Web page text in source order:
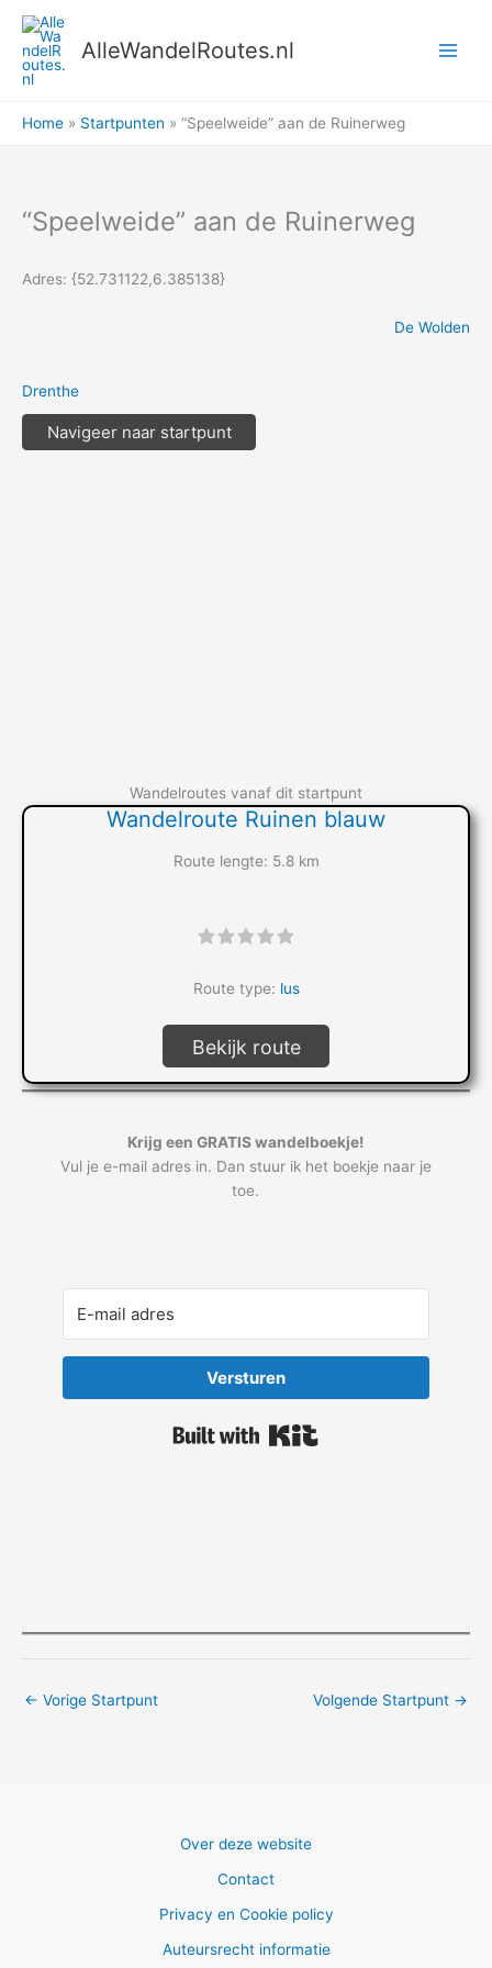
naar
inhoud
AlleWandelRoutes.nl
Home Startpunten “Speelweide” aan de Ruinerweg
“Speelweide” aan de Ruinerweg
Adres: {52.731122,6.385138}
De Wolden
Drenthe
Navigeer naar startpunt
Wandelroutes vanaf dit startpunt
Wandelroute Ruinen blauw
Route lengte: 5.8 km
Route type: lus
Bekijk route
Krijg een GRATIS wandelboekje!
Vul je e-mail adres in. Dan stuur ik het boekje naar je
toe.
Versturen
← Vorige Startpunt Volgende Startpunt →
Over deze website
Contact
Privacy en Cookie policy
Auteursrecht informatie